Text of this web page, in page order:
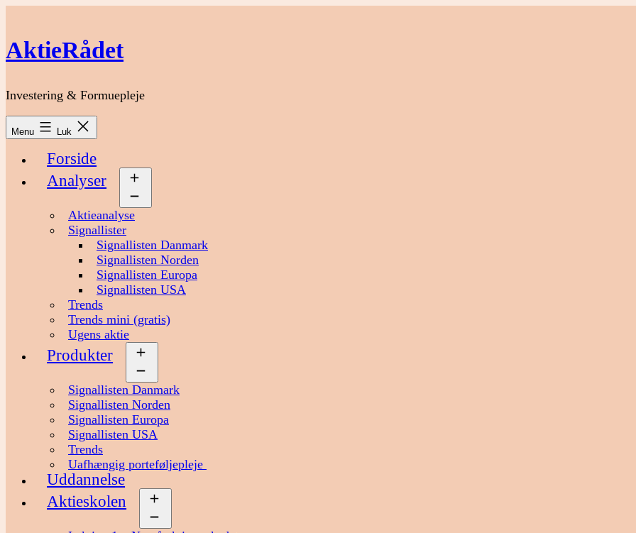
indhold
AktieRådet
Investering & Formuepleje
Menu Luk
Forside
Analyser
Aktieanalyse
Signallister
Signallisten Danmark
Signallisten Norden
Signallisten Europa
Signallisten USA
Trends
Trends mini (gratis)
Ugens aktie
Produkter
Signallisten Danmark
Signallisten Norden
Signallisten Europa
Signallisten USA
Trends
Uafhængig porteføljepleje
Uddannelse
Aktieskolen